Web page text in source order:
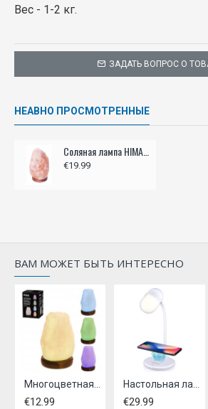
ЗАДАТЬ ВОПРОС О
Вес - 1-2 кг.
НЕАВНО ПРОСМОТРЕННЫЕ
Соляная лампа HIMALAYA 1-2КГ
€19.99
ВАМ МОЖЕТ БЫТЬ ИНТЕРЕСНО
€12.99 €29.99